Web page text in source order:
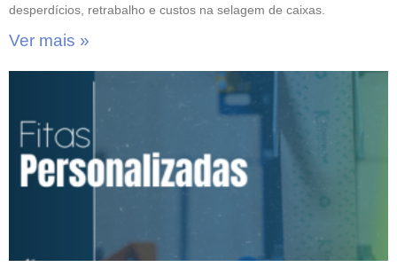
desperdícios, retrabalho e custos na selagem de caixas.
Ver mais »